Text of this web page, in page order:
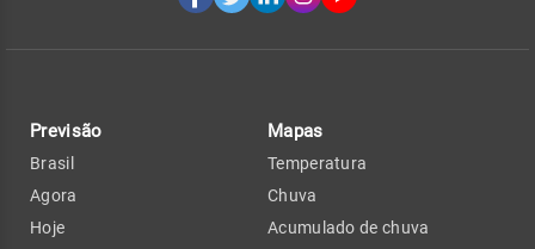
Previsão
Brasil
Agora
Hoje
Mapas
Temperatura
Chuva
Acumulado de chuva